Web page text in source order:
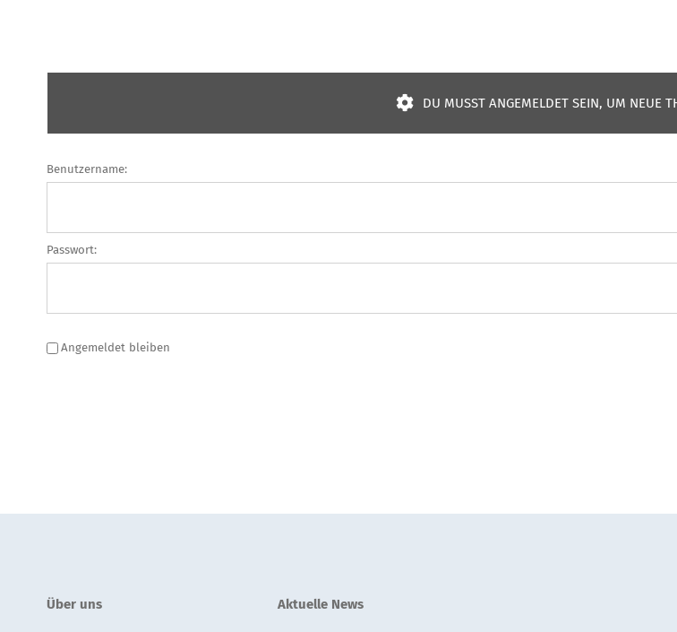
DU MUSST ANGEMELDET SEIN, UM NEUE
Benutzername:
Passwort:
Angemeldet bleiben
Über uns Aktuelle News